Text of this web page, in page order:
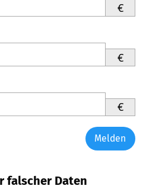
€
€
€
Melden
falscher Daten